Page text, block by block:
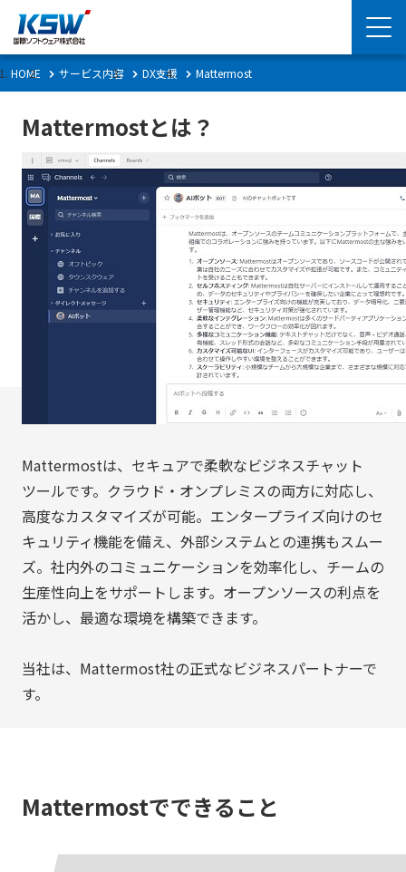
HOME サービス内容 DX支援 Mattermost
Mattermostとは？
Mattermostは、セキュアで柔軟なビジネスチャット
ツールです。クラウド・オンプレミスの両方に対応し、
高度なカスタマイズが可能。エンタープライズ向けのセ
キュリティ機能を備え、外部システムとの連携もスムー
ズ。社内外のコミュニケーションを効率化し、チームの
生産性向上をサポートします。オープンソースの利点を
活かし、最適な環境を構築できます。
当社は、Mattermost社の正式なビジネスパートナーで
す。
Mattermostでできること